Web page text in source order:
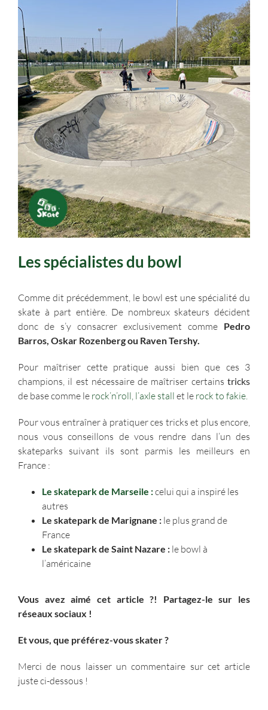
Les spécialistes du bowl
Comme dit précédemment, le bowl est une spécialité du
skate à part entière. De nombreux skateurs décident
donc de s’y consacrer exclusivement comme Pedro
Barros, Oskar Rozenberg ou Raven Tershy.
Pour maîtriser cette pratique aussi bien que ces 3
champions, il est nécessaire de maîtriser certainstricks
de base comme le rock’n’roll, l’axle stall et le rock to fakie.
Pour vous entraîner à pratiquer ces tricks et plus encore,
nous vous conseillons de vous rendre dans l’un des
skateparks suivant ils sont parmis les meilleurs en
France :
Le skatepark de Marseile :celui qui a inspiré les
autres
Le skatepark de Marignane :le plus grand de
France
Le skatepark de Saint Nazare : le bowl à
l’américaine
Vous avez aimé cet article ?! Partagez-le sur les
réseaux sociaux !
Et vous, que préférez-vous skater ?
Merci de nous laisser un commentaire sur cet article
juste ci-dessous !